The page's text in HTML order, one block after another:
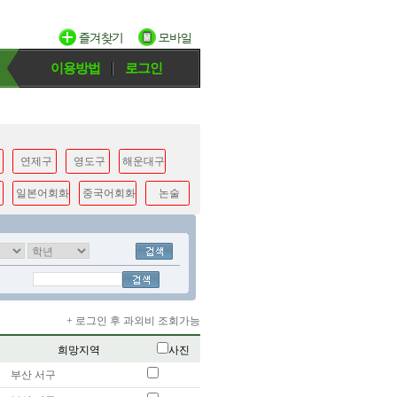
이용방법 로그인
연제구 영도구 해운대구
일본어회화 중국어회화 논술
+ 로그인 후 과외비 조회가능
희망지역
사진
부산 서구